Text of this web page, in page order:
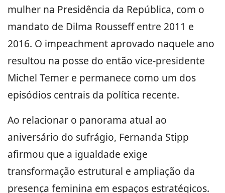
mulher na Presidência da República, com o
mandato de Dilma Rousseff entre 2011 e
2016. O impeachment aprovado naquele ano
resultou na posse do então vice-presidente
Michel Temer e permanece como um dos
episódios centrais da política recente.
Ao relacionar o panorama atual ao
aniversário do sufrágio, Fernanda Stipp
afirmou que a igualdade exige
transformação estrutural e ampliação da
presença feminina em espaços estratégicos.